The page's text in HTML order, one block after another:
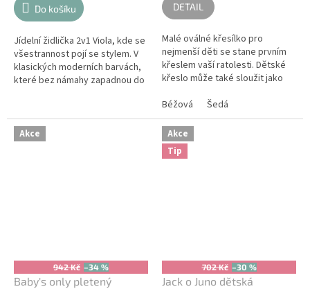
Do košíku
Jídelní židlička 2v1 Viola, kde se
všestrannost pojí se stylem. V
klasických moderních barvách,
které bez námahy zapadnou do
DETAIL
Malé oválné křesílko pro
nejmenší děti se stane prvním
křeslem vaší ratolesti. Dětské
křeslo může také sloužit jako
pokoji. Dostupné ve dvou...
Béžová Šedá
Akce
942 Kč –34 %
Baby's only pletený
Akce
Tip
702 Kč –30 %
Jack o Juno dětská